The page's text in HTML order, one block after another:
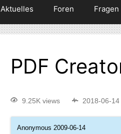
Aktuelles Foren Fragen
PDF
9.25K views 2018-06-14
Anonymous 2009-06-14